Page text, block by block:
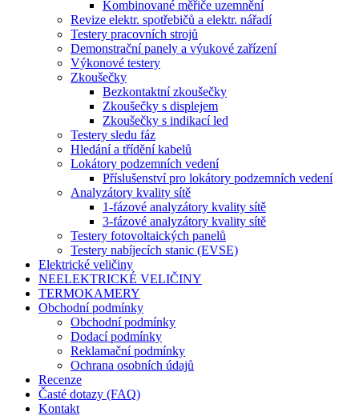
Kombinované měřiče uzemnění
Revize elektr. spotřebičů a elektr. nářadí
Testery pracovních strojů
Demonstrační panely a výukové zařízení
Výkonové testery
Zkoušečky
Bezkontaktní zkoušečky
Zkoušečky s displejem
Zkoušečky s indikací led
Testery sledu fáz
Hledání a třídění kabelů
Lokátory podzemních vedení
Příslušenství pro lokátory podzemních vedení
Analyzátory kvality sítě
1-fázové analyzátory kvality sítě
3-fázové analyzátory kvality sítě
Testery fotovoltaických panelů
Testery nabíjecích stanic (EVSE)
Elektrické veličiny
NEELEKTRICKÉ VELIČINY
TERMOKAMERY
Obchodní podmínky
Obchodní podmínky
Dodací podmínky
Reklamační podmínky
Ochrana osobních údajů
Recenze
Časté dotazy (FAQ)
Kontakt